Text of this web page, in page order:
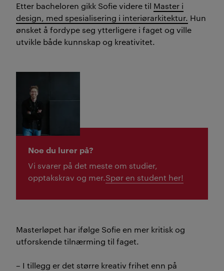
Etter bacheloren gikk Sofie videre til Master i
design, med spesialisering i interiørarkitektur. Hun
ønsket å fordype seg ytterligere i faget og ville
utvikle både kunnskap og kreativitet.
Noe du lurer på?
Vi svarer på det meste om studier,
opptakskrav og mer.Spør en student her!
Masterløpet har ifølge Sofie en mer kritisk og
utforskende tilnærming til faget.
– I tillegg er det større kreativ frihet enn på